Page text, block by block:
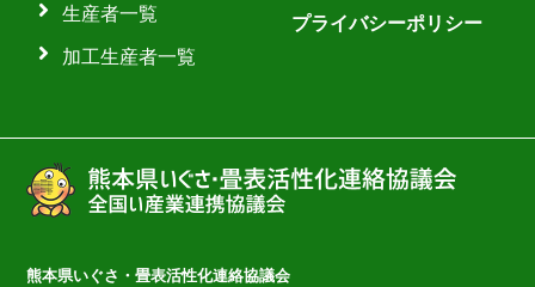
生産者一覧
加工生産者一覧
プライバシーポリシー
熊本県いぐさ・畳表活性化連絡協議会